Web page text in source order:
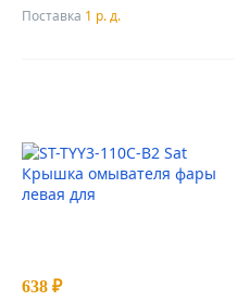
Поставка 1 р. д.
638 ₽